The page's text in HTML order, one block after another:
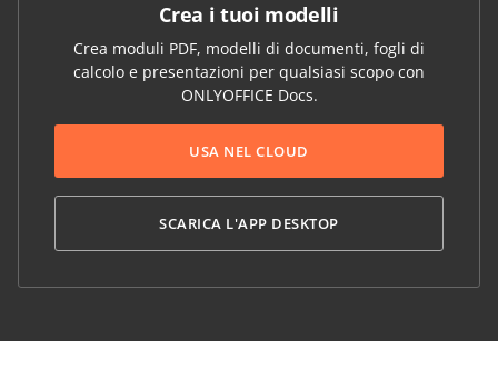
Crea i tuoi modelli
Crea moduli PDF, modelli di documenti, fogli di
calcolo e presentazioni per qualsiasi scopo con
ONLYOFFICE Docs.
USA NEL CLOUD
SCARICA L'APP DESKTOP